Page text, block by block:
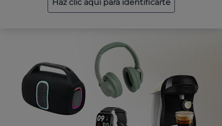
Haz clic aquí para identificarte